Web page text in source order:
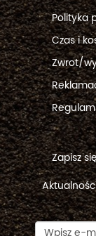
Polityka
Czas i
Zwrot/
Zapisz